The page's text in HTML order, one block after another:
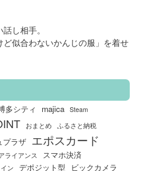
し相手。
ど似合わないかんじの服」を着せ
多シティ majica Steam
おまとめ
ふるさと納税
プラザ エポスカード
ライアンス スマホ決済
ン デポジット型 ビックカメラ